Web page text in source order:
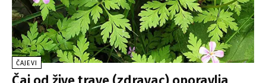
ČAJEVI